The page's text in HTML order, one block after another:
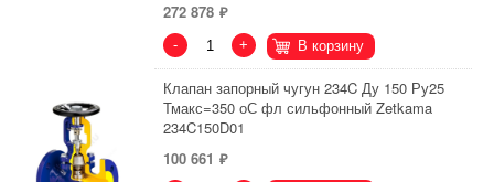
272 878
- + В корзину
Клапан запорный чугун 234C Ду 150 Ру25
Тмакс=350 оС фл сильфонный Zetkama
234C150D01
100 661